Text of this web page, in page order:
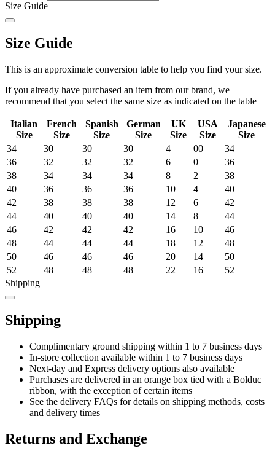
Size Guide
Size Guide
This is an approximate conversion table to help you find your size.
If you already have purchased an item from our brand, we
recommend that you select the same size as indicated on the table
Italian
Size
French
Size
Spanish
Size
German
Size
UK
Size
USA
Size
Japanese
Size
34
30 30 30 4 00
34
36
32 32 32 6 0
36
38
34 34 34 8 2
38
40
36 36 36 10 4
40
42
38 38 38 12 6
42
44
40 40 40 14 8
44
46
42 42 42 16 10
46
48
44 44 44 18 12
48
50
46 46 46 20 14
50
52
48 48 48 22 16
52
Shipping
Shipping
Complimentary ground shipping within 1 to 7 business days
In-store collection available within 1 to 7 business days
Next-day and Express delivery options also available
Purchases are delivered in an orange box tied with a Bolduc
ribbon, with the exception of certain items
See the delivery FAQs for details on shipping methods, costs
and delivery times
Returns and Exchange